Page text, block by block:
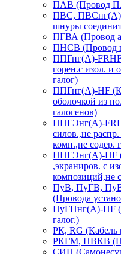
ПАВ (Провод
ПВС,
шнуры
ПГВА (Провод
ПНСВ (Провод
ППГнг(А)-FRHF
горен.с изол. и
галог)
ППГнг(А)-HF
оболочкой из
галогенов)
ППГЭнг(А)-
силов.,не
комп.,не содер.
ППГЭнг(А)-HF
,экраниров. с
композиций,не
ПуВ, ПуГВ,
(Провода
ПуГПнг(A)-HF
галог.)
РК, RG (Кабель
РКГМ, ПВКВ
СИП